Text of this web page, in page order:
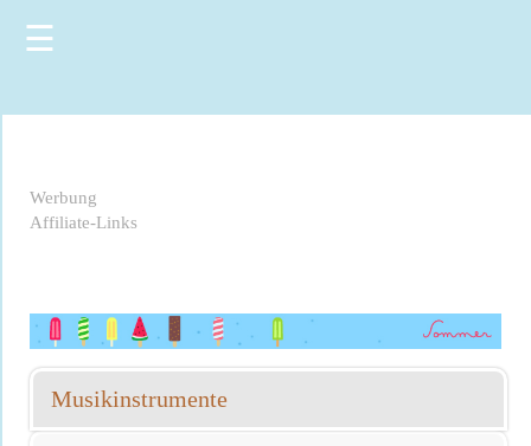
☰
Werbung
Affiliate-Links
Musikinstrumente